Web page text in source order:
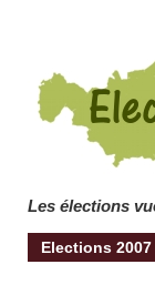
Les élections
Elections 2007